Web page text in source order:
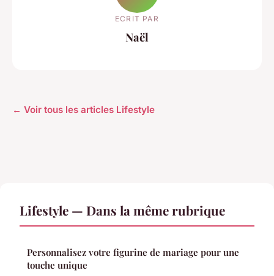
ECRIT PAR
Naël
← Voir tous les articles Lifestyle
Lifestyle — Dans la même rubrique
Personnalisez votre figurine de mariage pour une
touche unique